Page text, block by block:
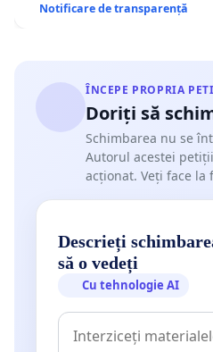
Notificare de transparență
ÎNCEPE PROPRIA
Doriți să
Schimbarea nu se
Autorul acestei
acționat. Veți face la
Descrieți
să o vedeți
Cu tehnologie AI